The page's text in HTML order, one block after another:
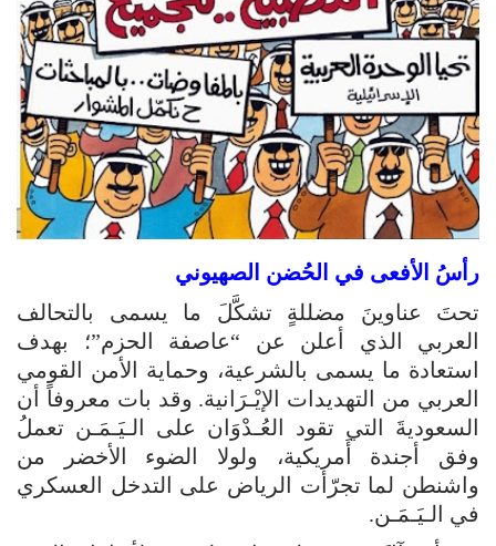
رأسُ الأفعى في الحُضن الصهيوني
تحتَ عناوينَ مضللةٍ تشكَّلَ ما يسمى بالتحالف
العربي الذي أعلن عن “عاصفة الحزم”؛ بهدف
استعادة ما يسمى بالشرعية، وحماية الأمن القومي
العربي من التهديدات الإيْـرَانية. وقد بات معروفاً أن
السعوديةَ التي تقود العُـدْوَان على الـيَـمَـن تعملُ
وفق أجندة أَمريكية، ولولا الضوء الأخضر من
واشنطن لما تجرّأت الرياض على التدخل العسكري
في الـيَـمَـن.